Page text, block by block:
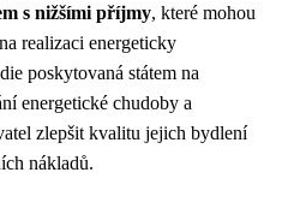
s nižšími příjmy, které mohou
realizaci energeticky
poskytovaná státem na
energetické chudoby a
zlepšit kvalitu jejich bydlení
nákladů.